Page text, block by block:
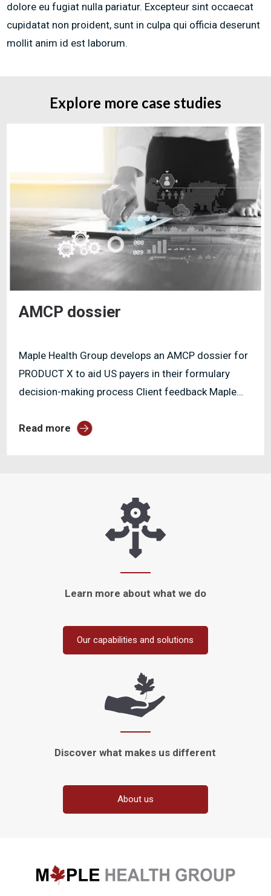
dolore eu fugiat nulla pariatur. Excepteur sint occaecat
cupidatat non proident, sunt in culpa qui officia deserunt
mollit anim id est laborum.
Explore more case studies
AMCP dossier
Maple Health Group develops an AMCP dossier for
PRODUCT X to aid US payers in their formulary
decision-making process Client feedback Maple
Read more
Learn more about what we do
Our capabilities and solutions
Discover what makes us different
About us